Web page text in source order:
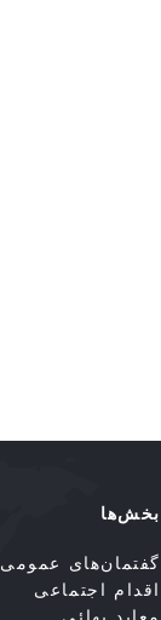
بخش‌ها
گفتمان‌های عمومی
اقدام اجتماعی
معابد بهائی